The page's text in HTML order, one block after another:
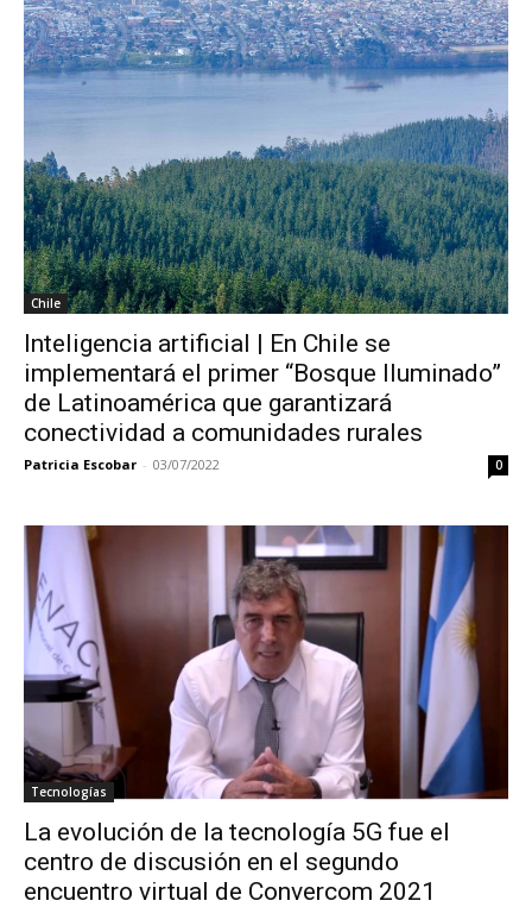
Chile
Inteligencia artificial | En Chile se
implementará el primer “Bosque Iluminado”
de Latinoamérica que garantizará
conectividad a comunidades rurales
Patricia Escobar - 03/07/2022 0
Tecnologías
La evolución de la tecnología 5G fue el
centro de discusión en el segundo
encuentro virtual de Convercom 2021